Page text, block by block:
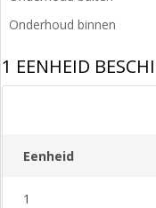
Onderhoud binnen
1 EENHEID
Eenheid
1